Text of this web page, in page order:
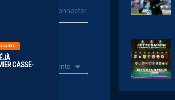
DFCO
CASSE-
vous connecter
Récents